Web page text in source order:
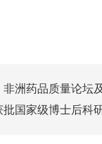
洲药品质量论坛
国家级博士后科